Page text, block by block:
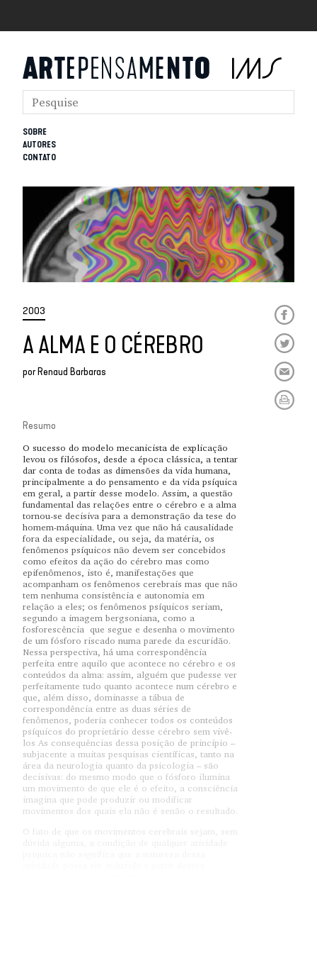
SOBRE
AUTORES
CONTATO
2003
A ALMA E O CÉREBRO
porRenaud Barbaras
Resumo
O sucesso do modelo mecanicista de explicação
levou os filósofos, desde a época clássica, a tentar
dar conta de todas as dimensões da vida humana,
principalmente a do pensamento e da vida psíquica
em geral, a partir desse modelo. Assim, a questão
fundamental das relações entre o cérebro e a alma
tornou-se decisiva para a demonstração da tese do
homem-máquina. Uma vez que não há causalidade
fora da especialidade, ou seja, da matéria, os
fenômenos psíquicos não devem ser concebidos
como efeitos da ação do cérebro mas como
epifenômenos, isto é, manifestações que
acompanham os fenômenos cerebrais mas que não
tem nenhuma consistência e autonomia em
relação a eles; os fenômenos psíquicos seriam,
segundo a imagem bergsoniana, como a
fosforescência que segue e desenha o movimento
de um fósforo riscado numa parede da escuridão.
Nessa perspectiva, há uma correspondência
perfeita entre aquilo que acontece no cérebro e os
conteúdos da alma: assim, alguém que pudesse ver
perfeitamente tudo quanto acontece num cérebro e
que, além disso, dominasse a tábua de
correspondência entre as duas séries de
fenômenos, poderia conhecer todos os conteúdos
psíquicos do proprietário desse cérebro sem vivê-
los As consequências dessa posição de princípio –
subjacente a muitas pesquisas científicas, tanto na
área da neurologia quanto da psicologia – são
decisivas: do mesmo modo que o fósforo ilumina
um movimento de que ele é o efeito, a consciência
imagina que pode produzir ou modificar
movimentos dos quais ela não é senão o resultado.
O fato de que os movimentos cerebrais sejam, sem